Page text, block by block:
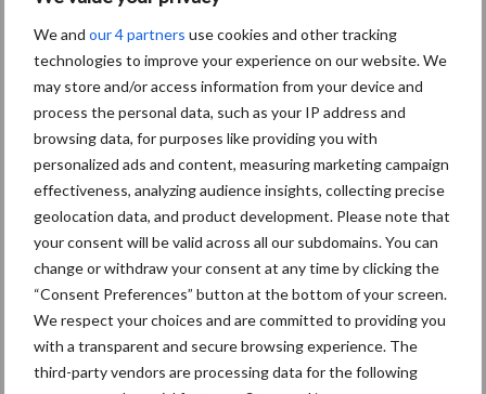
We and our 4 partners use cookies and other tracking
technologies to improve your experience on our website. We
may store and/or access information from your device and
process the personal data, such as your IP address and
browsing data, for purposes like providing you with
personalized ads and content, measuring marketing campaign
effectiveness, analyzing audience insights, collecting precise
geolocation data, and product development. Please note that
your consent will be valid across all our subdomains. You can
change or withdraw your consent at any time by clicking the
“Consent Preferences” button at the bottom of your screen.
We respect your choices and are committed to providing you
with a transparent and secure browsing experience. The
third-party vendors are processing data for the following
Primaire
Sidebar
Recent nieuws Partner nieuws
5 aug
“Vraag naar praktische
hygieneoplossingen is in Polen
groter dan ooit”
5 aug
Eliminatieprotocol voor
Mycoplasma hyopneumoniae
Toon meer